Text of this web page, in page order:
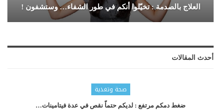
العلاج بالصدمة : تخيّلوا أنكم في طور الشفاء… وستشفون !
أحدث المقالات
صحة وتغذية
ضغط دمكم مرتفع : لديكم حتماّ نقص في عدة فيتامينات…